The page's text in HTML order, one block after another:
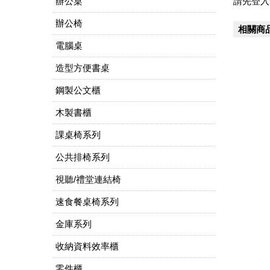
辦公椅
電腦桌
造型方便書桌
鋼製公文櫃
木製書櫃
課桌椅系列
公共排椅系列
視聽/禮堂連結椅
速食餐桌椅系列
金庫系列
收納資料效率櫃
相關商